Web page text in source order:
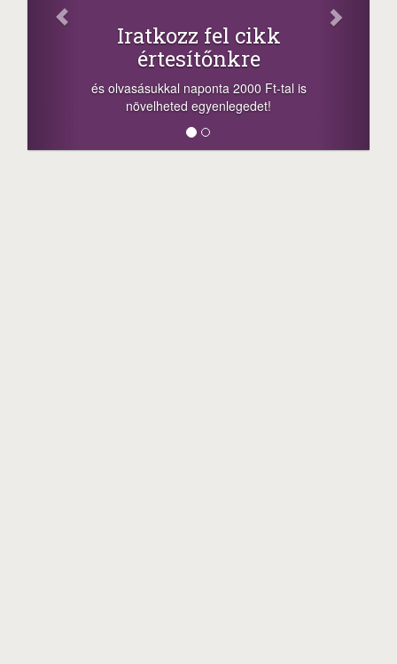
fel cikk
naponta 2000 Ft-tal is
egyenlegedet!
Oszd
a sorsolás
megosztási